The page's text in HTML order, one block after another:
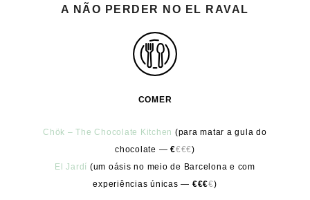
A NÃO PERDER NO EL RAVAL
COMER
Chök – The Chocolate Kitchen (para matar a gula do
chocolate —€€€€)
El Jardí (um oásis no meio de Barcelona e com
experiências únicas — €€€€)